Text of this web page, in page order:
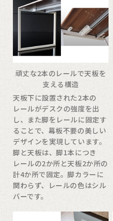
頑丈な2本のレールで天板を
支える構造
天板下に設置された2本の
レールがデスクの強度を出
し、また脚をレールに固定す
ることで、幕板不要の美しい
デザインを実現しています。
脚と天板は、脚1本につき
レールの2か所と天板2か所の
計4か所で固定。脚カラーに
関わらず、レールの色はシル
バーです。